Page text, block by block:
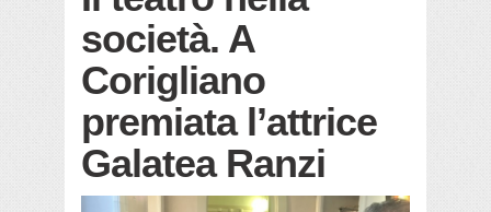
società. A
Corigliano
premiata l’attrice
Galatea Ranzi